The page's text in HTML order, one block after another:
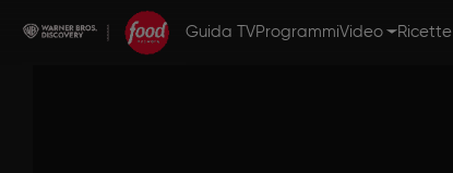
Guida TVProgrammiVideo Ricette